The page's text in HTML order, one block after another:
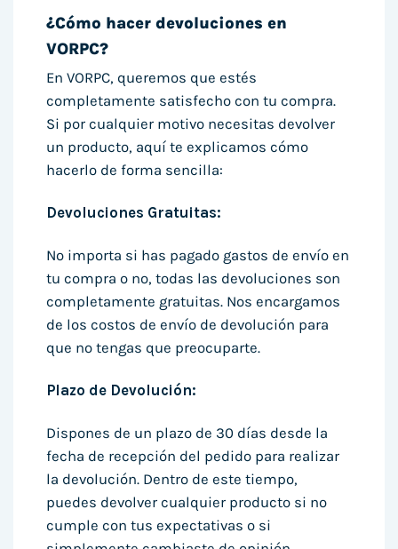
¿Cómo hacer devoluciones en
VORPC?
En VORPC, queremos que estés
completamente satisfecho con tu compra.
Si por cualquier motivo necesitas devolver
un producto, aquí te explicamos cómo
hacerlo de forma sencilla:
Devoluciones Gratuitas:
No importa si has pagado gastos de envío en
tu compra o no, todas las devoluciones son
completamente gratuitas. Nos encargamos
de los costos de envío de devolución para
que no tengas que preocuparte.
Plazo de Devolución:
Dispones de un plazo de 30 días desde la
fecha de recepción del pedido para realizar
la devolución. Dentro de este tiempo,
puedes devolver cualquier producto si no
cumple con tus expectativas o si